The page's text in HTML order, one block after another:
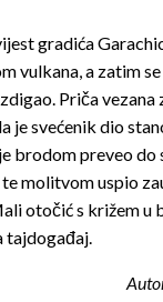
gradića
vulkana, a zatim
Priča vezana
je svećenik dio
brodom preveo do
molitvom uspio
otočić s križem u
tajdogađaj.